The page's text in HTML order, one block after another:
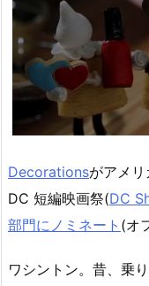
Decorationsがアメ
DC 短編映画祭(DC
部門にノミネート (オ
ワシントン。昔、乗